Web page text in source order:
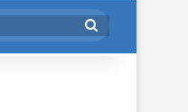
for